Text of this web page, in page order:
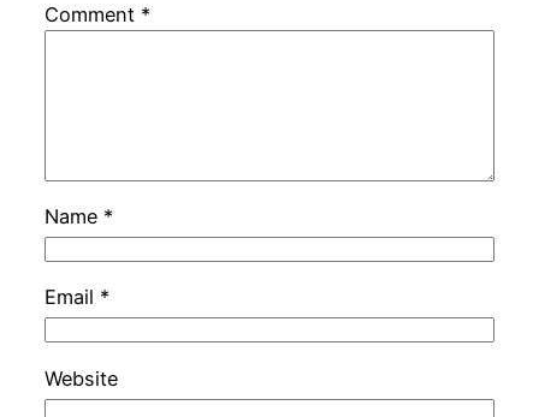
Comment *
Name *
Email *
Website